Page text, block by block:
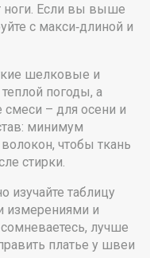
ноги. Если вы выше
с макси‑длиной и
шелковые и
погоды, а
– для осени и
минимум
чтобы ткань
стирки.
изучайте таблицу
измерениями и
лучше
платье у швеи